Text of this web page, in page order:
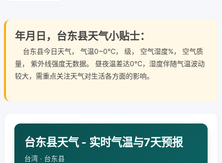
年月日，台东县天气小贴士：
台东县今日天气， 气温0~0℃， 级， 空气湿度%， 空气质
量， 紫外线强度无数据。 昼夜温差达0℃，湿度伴随气温波动
较大，需重点关注天气对生活各方面的影响。
台东县天气 - 实时气温与7天预报
台湾 · 台东县